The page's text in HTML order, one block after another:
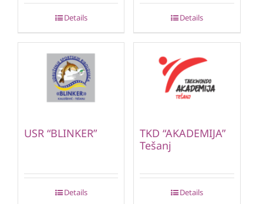
Details Details
USR “BLINKER”
Details
TKD “AKADEMIJA”
Tešanj
Details